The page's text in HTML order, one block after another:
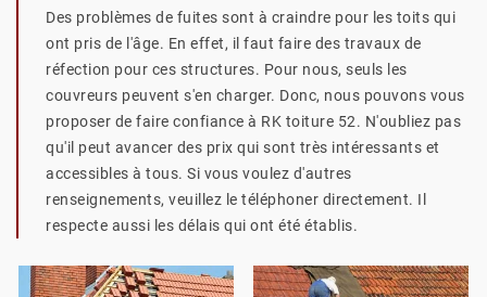
Des problèmes de fuites sont à craindre pour les toits qui
ont pris de l'âge. En effet, il faut faire des travaux de
réfection pour ces structures. Pour nous, seuls les
couvreurs peuvent s'en charger. Donc, nous pouvons vous
proposer de faire confiance à RK toiture 52. N'oubliez pas
qu'il peut avancer des prix qui sont très intéressants et
accessibles à tous. Si vous voulez d'autres
renseignements, veuillez le téléphoner directement. Il
respecte aussi les délais qui ont été établis.